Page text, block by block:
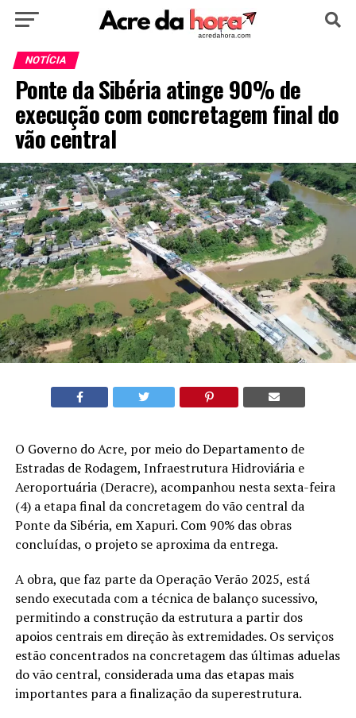
HOME
EDUCAÇÃO NOTÍCIA MUNDO
NOTÍCIA
Ponte da Sibéria atinge 90% de
execução com concretagem final do
vão central
O Governo do Acre, por meio do Departamento de
Estradas de Rodagem, Infraestrutura Hidroviária e
Aeroportuária (Deracre), acompanhou nesta sexta-feira
(4) a etapa final da concretagem do vão central da
Ponte da Sibéria, em Xapuri. Com 90% das obras
concluídas, o projeto se aproxima da entrega.
A obra, que faz parte da Operação Verão 2025, está
sendo executada com a técnica de balanço sucessivo,
permitindo a construção da estrutura a partir dos
apoios centrais em direção às extremidades. Os serviços
estão concentrados na concretagem das últimas aduelas
do vão central, considerada uma das etapas mais
importantes para a finalização da superestrutura.